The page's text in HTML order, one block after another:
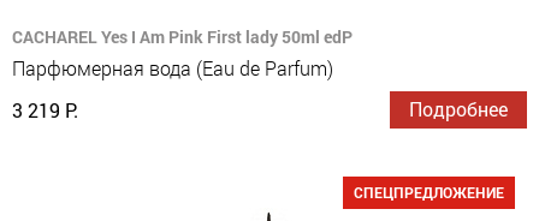
CACHAREL Yes I Am Pink First lady 50ml edP
Парфюмерная вода (Eau de Parfum)
3 219 Р.
Подробнее
СПЕЦПРЕДЛОЖЕНИЕ